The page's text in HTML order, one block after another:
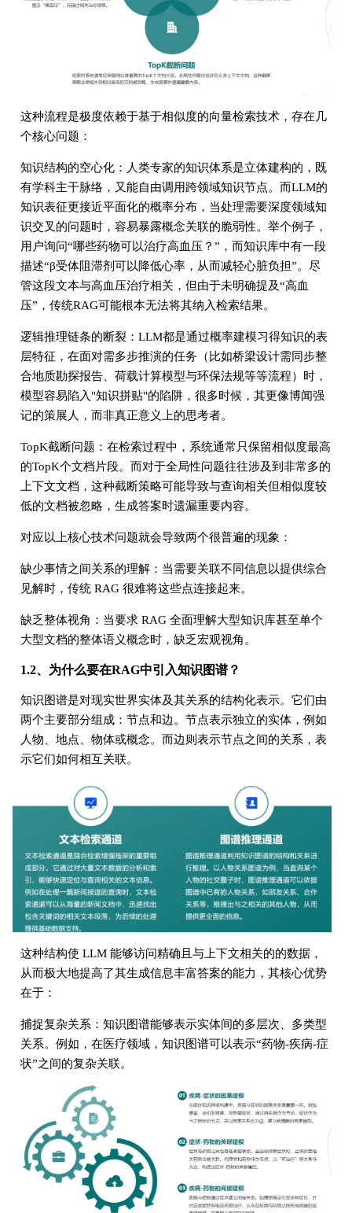
这种流程是极度依赖于基于相似度的向量检索技术，存在几
个核心问题：
知识结构的空心化：人类专家的知识体系是立体建构的，既
有学科主干脉络，又能自由调用跨领域知识节点。而LLM的
知识表征更接近平面化的概率分布，当处理需要深度领域知
识交叉的问题时，容易暴露概念关联的脆弱性。举个例子，
用户询问“哪些药物可以治疗高血压？”，而知识库中有一段
描述“β受体阻滞剂可以降低心率，从而减轻心脏负担”。尽
管这段文本与高血压治疗相关，但由于未明确提及“高血
压”，传统RAG可能根本无法将其纳入检索结果。
逻辑推理链条的断裂：LLM都是通过概率建模习得知识的表
层特征，在面对需多步推演的任务（比如桥梁设计需同步整
合地质勘探报告、荷载计算模型与环保法规等等流程）时，
模型容易陷入"知识拼贴"的陷阱，很多时候，其更像博闻强
记的策展人，而非真正意义上的思考者。
TopK截断问题：在检索过程中，系统通常只保留相似度最高
的TopK个文档片段。而对于全局性问题往往涉及到非常多的
上下文文档，这种截断策略可能导致与查询相关但相似度较
低的文档被忽略，生成答案时遗漏重要内容。
对应以上核心技术问题就会导致两个很普遍的现象：
缺少事情之间关系的理解：当需要关联不同信息以提供综合
见解时，传统 RAG 很难将这些点连接起来。
缺乏整体视角：当要求 RAG 全面理解大型知识库甚至单个
大型文档的整体语义概念时，缺乏宏观视角。
1.2、为什么要在RAG中引入知识图谱？
知识图谱是对现实世界实体及其关系的结构化表示。它们由
两个主要部分组成：节点和边。节点表示独立的实体，例如
人物、地点、物体或概念。而边则表示节点之间的关系，表
示它们如何相互关联。
这种结构使 LLM 能够访问精确且与上下文相关的的数据，
从而极大地提高了其生成信息丰富答案的能力，其核心优势
在于：
捕捉复杂关系：知识图谱能够表示实体间的多层次、多类型
关系。例如，在医疗领域，知识图谱可以表示“药物-疾病-症
状”之间的复杂关联。